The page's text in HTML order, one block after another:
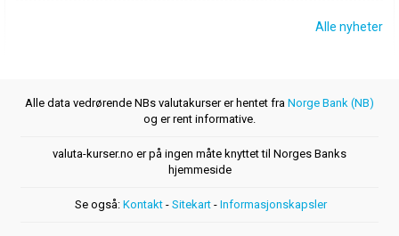
Alle nyheter
Alle data vedrørende NBs valutakurser er hentet fra Norge Bank (NB)
og er rent informative.
valuta-kurser.no er på ingen måte knyttet til Norges Banks
hjemmeside
Se også: Kontakt - Sitekart - Informasjonskapsler